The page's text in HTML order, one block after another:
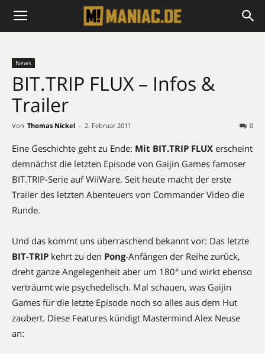
News
BIT.TRIP FLUX – Infos &
Trailer
Von Thomas Nickel - 2. Februar 2011 0
Eine Geschichte geht zu Ende: Mit BIT.TRIP FLUX erscheint
demnächst die letzten Episode von Gaijin Games famoser
BIT.TRIP-Serie auf WiiWare. Seit heute macht der erste
Trailer des letzten Abenteuers von Commander Video die
Runde.
Und das kommt uns überraschend bekannt vor: Das letzte
BIT-TRIP kehrt zu den Pong-Anfängen der Reihe zurück,
dreht ganze Angelegenheit aber um 180° und wirkt ebenso
verträumt wie psychedelisch. Mal schauen, was Gaijin
Games für die letzte Episode noch so alles aus dem Hut
zaubert. Diese Features kündigt Mastermind Alex Neuse
an: